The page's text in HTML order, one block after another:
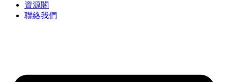
資源閣
聯絡我們